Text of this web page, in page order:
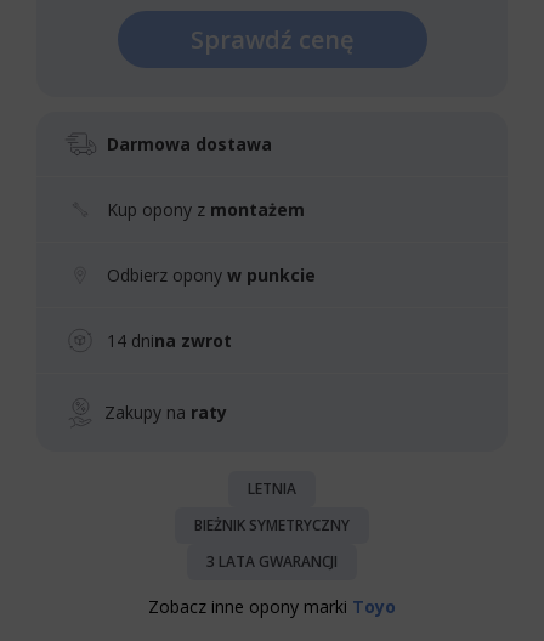
Sprawdź cenę
Darmowa dostawa
Kup opony z montażem
Odbierz opony w punkcie
14 dnina zwrot
Zakupy na raty
LETNIA
BIEŻNIK SYMETRYCZNY
3 LATA GWARANCJI
Zobacz inne opony marki Toyo